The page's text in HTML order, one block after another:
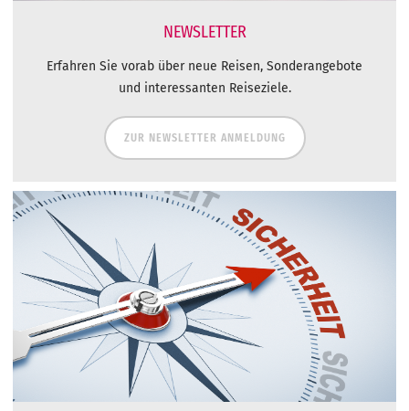
NEWSLETTER
Erfahren Sie vorab über neue Reisen, Sonderangebote
und interessanten Reiseziele.
ZUR NEWSLETTER ANMELDUNG